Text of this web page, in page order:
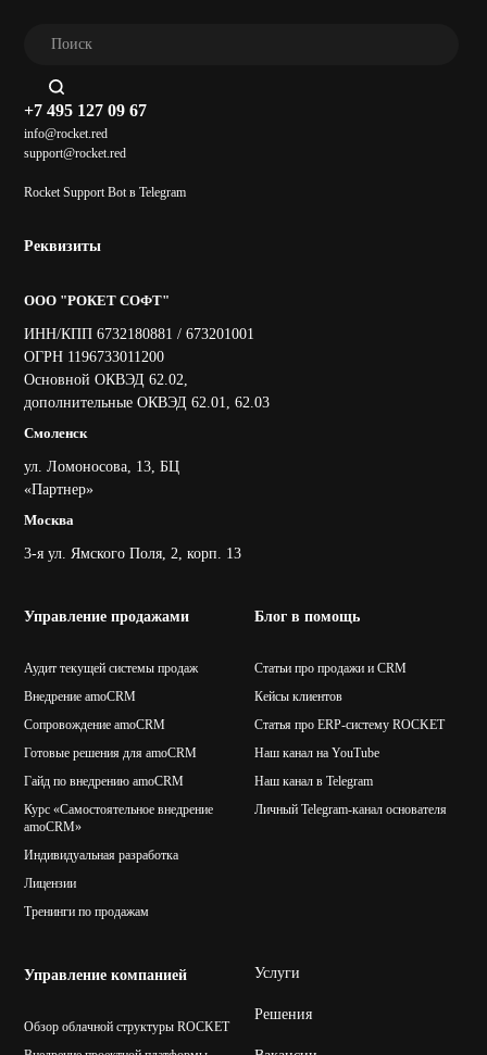
Управление продажами
Аудит текущей системы продаж
Внедрение amoCRM
Сопровождение amoCRM
Готовые решения для amoCRM
Гайд по внедрению amoCRM
Курс «Самостоятельное внедрение
amoCRM»
Индивидуальная разработка
Лицензии
Тренинги по продажам
Блог в помощь
Статьи про продажи и CRM
Кейсы клиентов
Статья про ERP-систему ROCKET
Наш канал на YouTube
Наш канал в Telegram
Личный Telegram-канал основателя
Управление компанией
Обзор облачной структуры ROCKET
+7 495 127 09 67
info@rocket.red
support@rocket.red
Rocket Support Bot в Telegram
Реквизиты
ООО "РОКЕТ СОФТ"
ИНН/КПП 6732180881 / 673201001
ОГРН 1196733011200
Основной ОКВЭД 62.02,
дополнительные ОКВЭД 62.01, 62.03
Смоленск
ул. Ломоносова, 13, БЦ
«Партнер»
Москва
3-я ул. Ямского Поля, 2, корп. 13
Услуги
Решения